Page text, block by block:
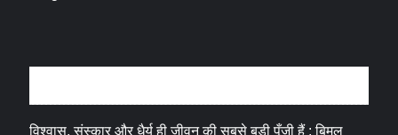
विश्वास, संस्कार और धैर्य ही जीवन की सबसे बड़ी पूँजी हैं : बिमल